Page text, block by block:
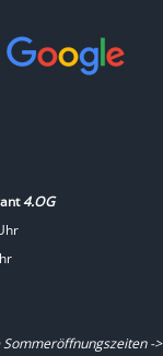
4.OG
Sommeröffnungszeiten ->